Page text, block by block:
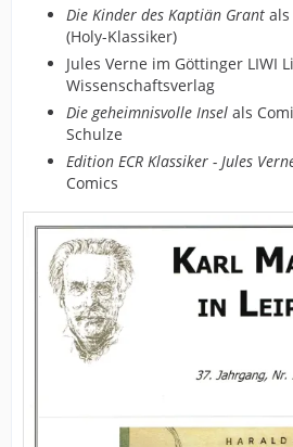
Die Kinder des Kaptiän Grant
(Holy-Klassiker)
Jules Verne im Göttinger LIWI
Wissenschaftsverlag
Die geheimnisvolle Insel als
Schulze
Edition ECR Klassiker - Jules
Comics